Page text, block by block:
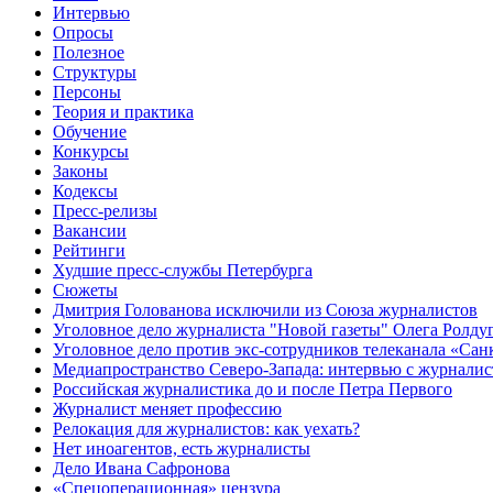
Интервью
Опросы
Полезное
Структуры
Персоны
Теория и практика
Обучение
Конкурсы
Законы
Кодексы
Пресс-релизы
Вакансии
Рейтинги
Худшие пресс-службы Петербурга
Сюжеты
Дмитрия Голованова исключили из Союза журналистов
Уголовное дело журналиста "Новой газеты" Олега
Уголовное дело против экс-сотрудников телеканала
Медиапространство Северо-Запада: интервью с
Российская журналистика до и после Петра Первого
Журналист меняет профессию
Релокация для журналистов: как уехать?
Нет иноагентов, есть журналисты
Дело Ивана Сафронова
«Спецоперационная» цензура